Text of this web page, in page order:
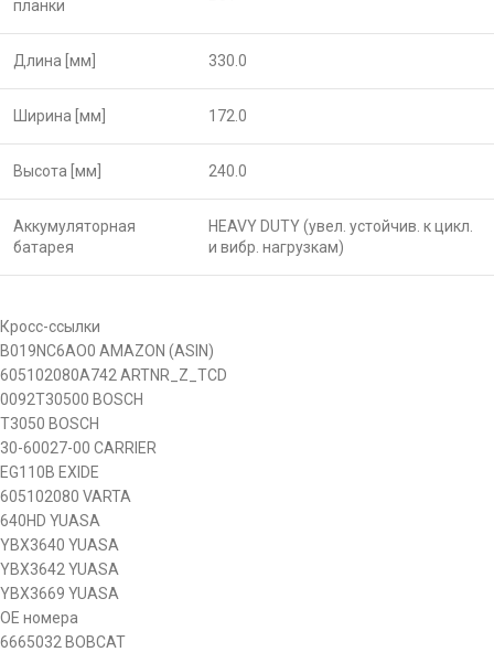
планки
Длина [мм] 330.0
Ширина [мм] 172.0
Высота [мм] 240.0
Аккумуляторная
батарея
HEAVY DUTY (увел. устойчив. к цикл.
и вибр. нагрузкам)
Кросс-ссылки
B019NC6AO0 AMAZON (ASIN)
605102080A742 ARTNR_Z_TCD
0092T30500 BOSCH
T3050 BOSCH
30-60027-00 CARRIER
EG110B EXIDE
605102080 VARTA
640HD YUASA
YBX3640 YUASA
YBX3642 YUASA
YBX3669 YUASA
OE номера
6665032 BOBCAT